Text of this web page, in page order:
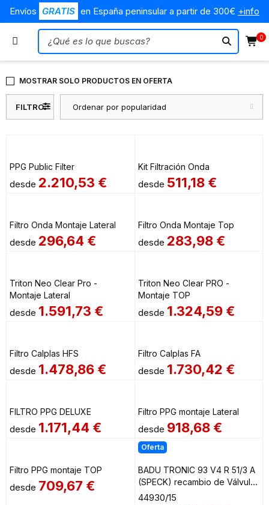
Envíos GRATIS en España peninsular a partir de 300€ +info
0
FILTRO Ordenar por popularidad
MOSTRAR SOLO PRODUCTOS EN OFERTA
PPG Public Filter
desde 2.210,53 €
Kit Filtración Onda
desde 511,18 €
Filtro Onda Montaje Lateral
desde 296,64 €
Filtro Onda Montaje Top
desde 283,98 €
Triton Neo Clear Pro -
Montaje Lateral
desde 1.591,73 €
Triton Neo Clear PRO -
Montaje TOP
desde 1.324,59 €
Filtro Calplas HFS
desde 1.478,86 €
Filtro Calplas FA
desde 1.730,42 €
FILTRO PPG DELUXE
desde 1.171,44 €
Filtro PPG montaje Lateral
desde 918,68 €
Filtro PPG montaje TOP
desde 709,67 €
Oferta
BADU TRONIC 93 V4 R 51/3 A
(SPECK) recambio de Válvula
selectora automática
44930/15